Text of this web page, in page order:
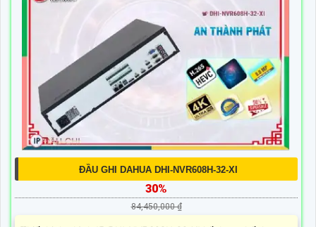
ĐẦU GHI DAHUA DHI-NVR608H-32-XI
30%
84,450,000 ₫